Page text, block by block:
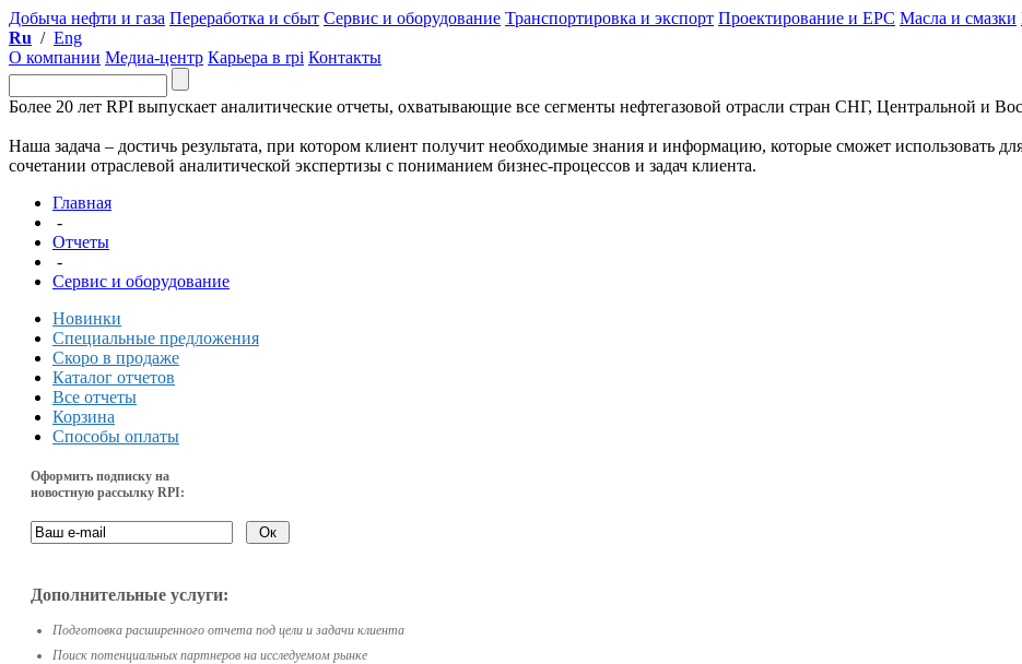
Добыча нефти и газа Переработка и сбыт Сервис и оборудование Транспортировка и экспорт Проектирование и EPC Масла и смазки
Ru / Eng
О компании Медиа-центр Карьера в rpi Контакты
Более 20 лет RPI выпускает аналитические отчеты, охватывающие все сегменты нефтегазовой отрасли стран СНГ, Центральной и
Наша задача – достичь результата, при котором клиент получит необходимые знания и информацию, которые сможет использовать
сочетании отраслевой аналитической экспертизы с пониманием бизнес-процессов и задач клиента.
Главная
-
Отчеты
-
Сервис и оборудование
Новинки
Специальные предложения
Скоро в продаже
Каталог отчетов
Все отчеты
Корзина
Способы оплаты
Оформить подписку на
новостную рассылку RPI:
Дополнительные услуги:
Подготовка расширенного отчета под цели и задачи клиента
Поиск потенциальных партнеров на исследуемом рынке